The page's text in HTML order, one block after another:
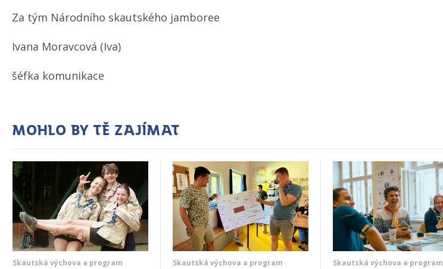
Za tým Národního skautského jamboree
Ivana Moravcová (Iva)
šéfka komunikace
Mohlo by tě zajímat
Skautská výchova a program Skautská výchova a program Skautská výchova a program